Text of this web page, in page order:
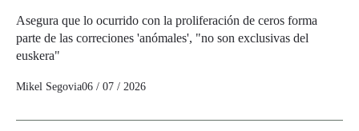
Asegura que lo ocurrido con la proliferación de ceros forma
parte de las correciones 'anómales', "no son exclusivas del
euskera"
Mikel Segovia06 / 07 / 2026